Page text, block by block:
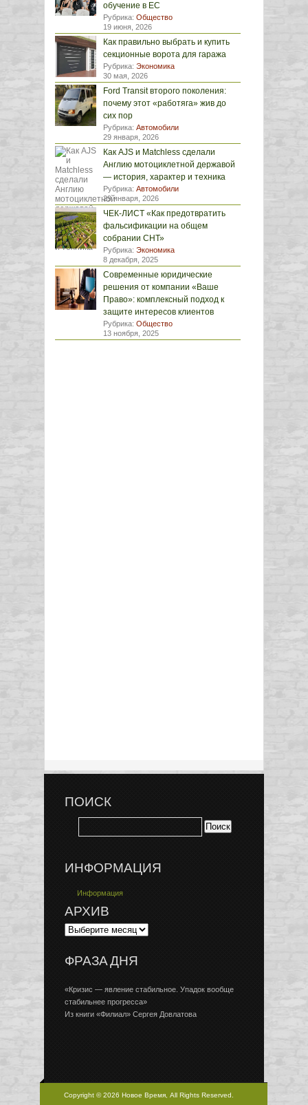
обучение в ЕС
Рубрика: Общество
19 июня, 2026
Как правильно выбрать и купить
секционные ворота для гаража
Рубрика: Экономика
30 мая, 2026
Ford Transit второго поколения:
почему этот «работяга» жив до
сих пор
Рубрика: Автомобили
29 января, 2026
Как AJS и Matchless сделали
Англию мотоциклетной державой
— история, характер и техника
Рубрика: Автомобили
29 января, 2026
ЧЕК-ЛИСТ «Как предотвратить
фальсификации на общем
собрании СНТ»
Рубрика: Экономика
8 декабря, 2025
Современные юридические
решения от компании «Ваше
Право»: комплексный подход к
защите интересов клиентов
Рубрика: Общество
13 ноября, 2025
ПОИСК
ИНФОРМАЦИЯ
Информация
АРХИВ
ФРАЗА ДНЯ
«Кризис — явление стабильное. Упадок вообще
стабильнее прогресса»
Из книги «Филиал» Сергея Довлатова
Copyright © 2026 Новое Время, All Rights Reserved.